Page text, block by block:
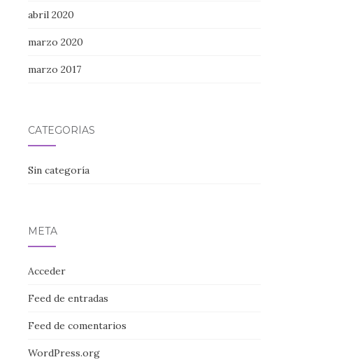
abril 2020
marzo 2020
marzo 2017
CATEGORÍAS
Sin categoría
META
Acceder
Feed de entradas
Feed de comentarios
WordPress.org